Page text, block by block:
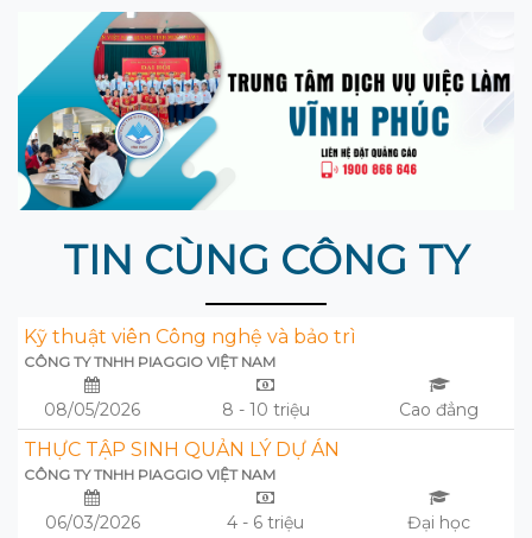
TIN CÙNG CÔNG TY
Kỹ thuật viên Công nghệ và bảo trì
CÔNG TY TNHH PIAGGIO VIỆT NAM
08/05/2026 8 - 10 triệu Cao đẳng
THỰC TẬP SINH QUẢN LÝ DỰ ÁN
CÔNG TY TNHH PIAGGIO VIỆT NAM
06/03/2026 4 - 6 triệu Đại học